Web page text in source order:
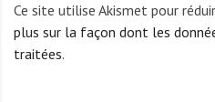
Ce site utilise Akismet pour
plus sur la façon dont les
traitées.